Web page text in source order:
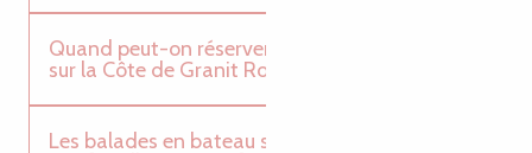
Quand peut-on réserver une balade en bateau
sur la Côte de Granit Rose ?
Les balades en bateau sont-elles accessibles